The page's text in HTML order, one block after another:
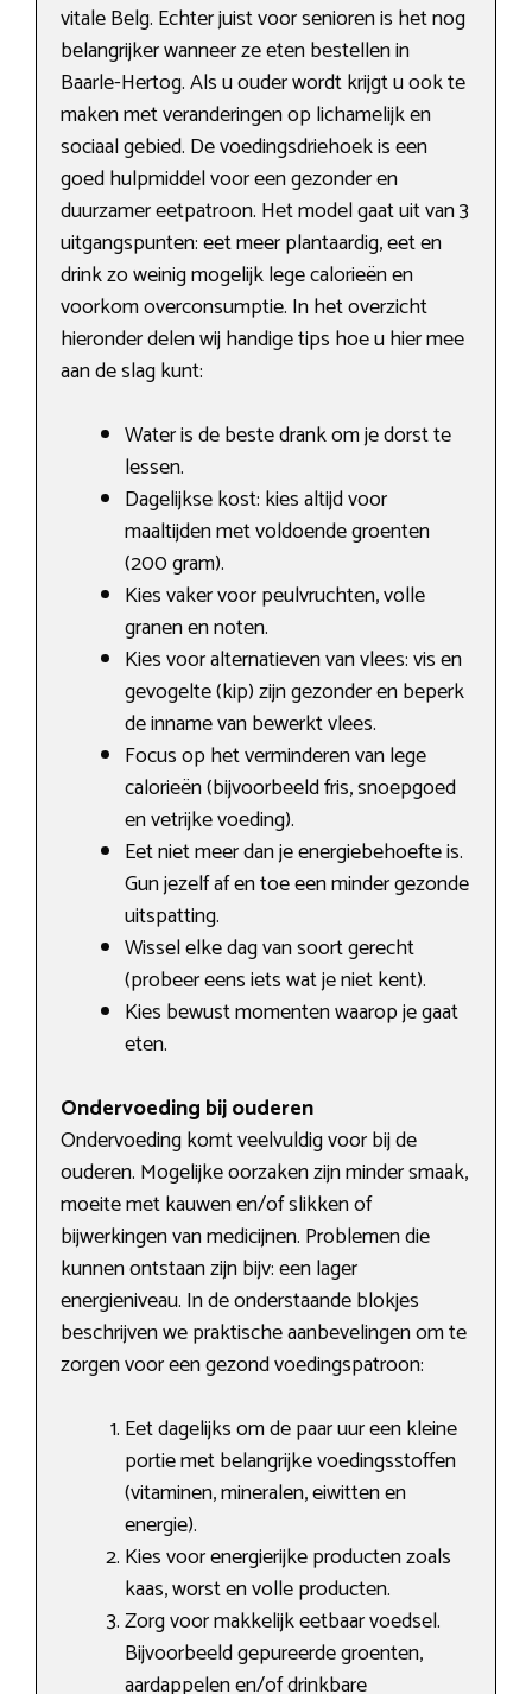
vitale Belg. Echter juist voor senioren is het nog
belangrijker wanneer ze eten bestellen in
Baarle-Hertog. Als u ouder wordt krijgt u ook te
maken met veranderingen op lichamelijk en
sociaal gebied. De voedingsdriehoek is een
goed hulpmiddel voor een gezonder en
duurzamer eetpatroon. Het model gaat uit van 3
uitgangspunten: eet meer plantaardig, eet en
drink zo weinig mogelijk lege calorieën en
voorkom overconsumptie. In het overzicht
hieronder delen wij handige tips hoe u hier mee
aan de slag kunt:
Water is de beste drank om je dorst te
lessen.
Dagelijkse kost: kies altijd voor
maaltijden met voldoende groenten
(200 gram).
Kies vaker voor peulvruchten, volle
granen en noten.
Kies voor alternatieven van vlees: vis en
gevogelte (kip) zijn gezonder en beperk
de inname van bewerkt vlees.
Focus op het verminderen van lege
calorieën (bijvoorbeeld fris, snoepgoed
en vetrijke voeding).
Eet niet meer dan je energiebehoefte is.
Gun jezelf af en toe een minder gezonde
uitspatting.
Wissel elke dag van soort gerecht
(probeer eens iets wat je niet kent).
Kies bewust momenten waarop je gaat
eten.
Ondervoeding bij ouderen
Ondervoeding komt veelvuldig voor bij de
ouderen. Mogelijke oorzaken zijn minder smaak,
moeite met kauwen en/of slikken of
bijwerkingen van medicijnen. Problemen die
kunnen ontstaan zijn bijv: een lager
energieniveau. In de onderstaande blokjes
beschrijven we praktische aanbevelingen om te
zorgen voor een gezond voedingspatroon:
Eet dagelijks om de paar uur een kleine
portie met belangrijke voedingsstoffen
(vitaminen, mineralen, eiwitten en
energie).
Kies voor energierijke producten zoals
kaas, worst en volle producten.
Zorg voor makkelijk eetbaar voedsel.
Bijvoorbeeld gepureerde groenten,
aardappelen en/of drinkbare